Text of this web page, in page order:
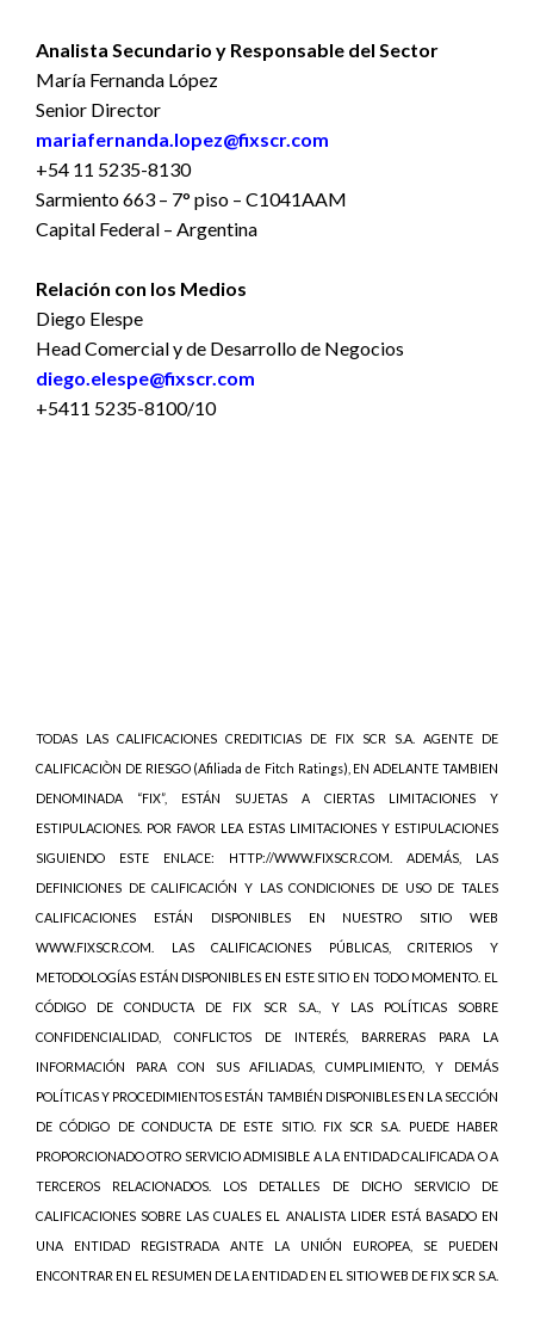
Analista Secundario y Responsable del Sector
María Fernanda López
Senior Director
mariafernanda.lopez@fixscr.com
+54 11 5235-8130
Sarmiento 663 – 7° piso – C1041AAM
Capital Federal – Argentina
Relación con los Medios
Diego Elespe
Head Comercial y de Desarrollo de Negocios
diego.elespe@fixscr.com
+5411 5235-8100/10
TODAS LAS CALIFICACIONES CREDITICIAS DE FIX SCR S.A. AGENTE DE
CALIFICACIÒN DE RIESGO (Afiliada de Fitch Ratings), EN ADELANTE TAMBIEN
DENOMINADA “FIX”, ESTÁN SUJETAS A CIERTAS LIMITACIONES Y
ESTIPULACIONES. POR FAVOR LEA ESTAS LIMITACIONES Y ESTIPULACIONES
SIGUIENDO ESTE ENLACE: HTTP://WWW.FIXSCR.COM. ADEMÁS, LAS
DEFINICIONES DE CALIFICACIÓN Y LAS CONDICIONES DE USO DE TALES
CALIFICACIONES ESTÁN DISPONIBLES EN NUESTRO SITIO WEB
WWW.FIXSCR.COM. LAS CALIFICACIONES PÚBLICAS, CRITERIOS Y
METODOLOGÍAS ESTÁN DISPONIBLES EN ESTE SITIO EN TODO MOMENTO. EL
CÓDIGO DE CONDUCTA DE FIX SCR S.A., Y LAS POLÍTICAS SOBRE
CONFIDENCIALIDAD, CONFLICTOS DE INTERÉS, BARRERAS PARA LA
INFORMACIÓN PARA CON SUS AFILIADAS, CUMPLIMIENTO, Y DEMÁS
POLÍTICAS Y PROCEDIMIENTOS ESTÁN TAMBIÉN DISPONIBLES EN LA SECCIÓN
DE CÓDIGO DE CONDUCTA DE ESTE SITIO. FIX SCR S.A. PUEDE HABER
PROPORCIONADO OTRO SERVICIO ADMISIBLE A LA ENTIDAD CALIFICADA O A
TERCEROS RELACIONADOS. LOS DETALLES DE DICHO SERVICIO DE
CALIFICACIONES SOBRE LAS CUALES EL ANALISTA LIDER ESTÁ BASADO EN
UNA ENTIDAD REGISTRADA ANTE LA UNIÓN EUROPEA, SE PUEDEN
ENCONTRAR EN EL RESUMEN DE LA ENTIDAD EN EL SITIO WEB DE FIX SCR S.A.